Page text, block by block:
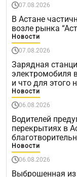
07.08.2026
В Астане
возле рынка
Новости
07.08.2026
Зарядная
электромобиля
и что для этого
Новости
06.08.2026
Водителей
перекрытиях в
Новости
06.08.2026
Выброшенная из